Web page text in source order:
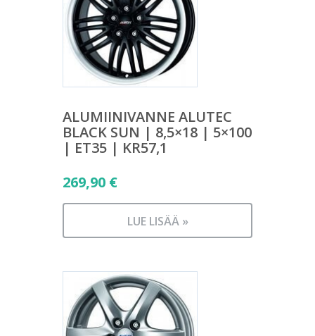
ALUMIINIVANNE ALUTEC
BLACK SUN | 8,5×18 | 5×100
| ET35 | KR57,1
269,90 €
LUE LISÄÄ »